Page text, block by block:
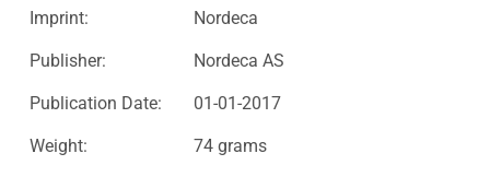
Imprint: Nordeca
Publisher: Nordeca AS
Publication Date: 01-01-2017
Weight: 74 grams